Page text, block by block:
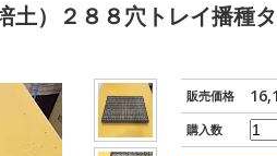
）２８８穴トレイ播種
販売価格
購入数